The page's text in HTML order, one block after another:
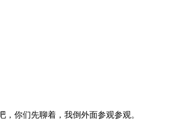
你们先聊着，我倒外面参观参观。